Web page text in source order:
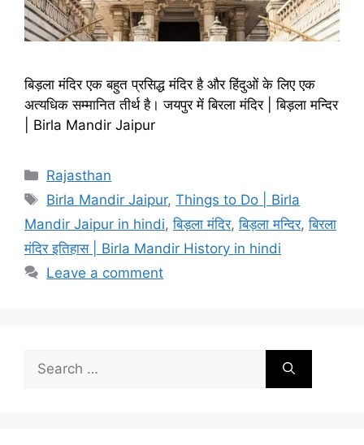
बिड़ला मंदिर एक बहुत प्रसिद्ध मंदिर है और हिंदुओं के लिए एक
अत्यधिक सम्मानित तीर्थ है। जयपुर में बिरला मंदिर | बिड़ला मन्दिर
| Birla Mandir Jaipur
Categories
Rajasthan
Tags
Birla Mandir Jaipur,Things to Do | Birla
Mandir Jaipur in hindi,बिड़ला मंदिर,बिड़ला मन्दिर,बिरला
मंदिर इतिहास | Birla Mandir History in hindi
Leave a comment
for: